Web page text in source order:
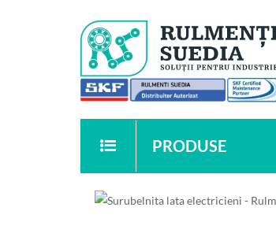
PRODUSE